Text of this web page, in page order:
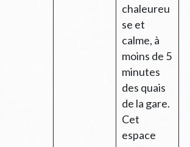
chaleureu
se et
calme, à
moins de 5
minutes
des quais
de la gare.
Cet
espace